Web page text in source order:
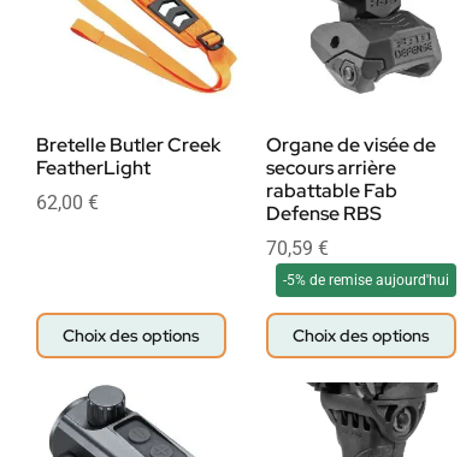
Bretelle Butler Creek
FeatherLight
62,00 €
Choix des options
Organe de visée de
secours arrière
rabattable Fab
Defense RBS
70,59€
-5% de remise aujourd'hui
Choix des options